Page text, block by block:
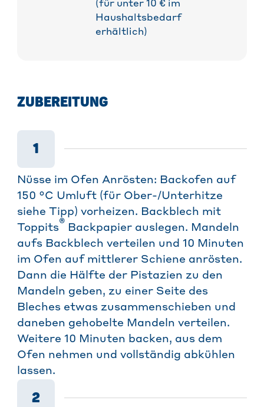
(für unter 10 € im
Haushaltsbedarf
erhältlich)
ZUBEREITUNG
1
Nüsse im Ofen Anrösten: Backofen auf
150 °C Umluft (für Ober-/Unterhitze
siehe Tipp) vorheizen. Backblech mit
Toppits® Backpapier auslegen. Mandeln
aufs Backblech verteilen und 10 Minuten
im Ofen auf mittlerer Schiene anrösten.
Dann die Hälfte der Pistazien zu den
Mandeln geben, zu einer Seite des
Bleches etwas zusammenschieben und
daneben gehobelte Mandeln verteilen.
Weitere 10 Minuten backen, aus dem
Ofen nehmen und vollständig abkühlen
lassen.
2